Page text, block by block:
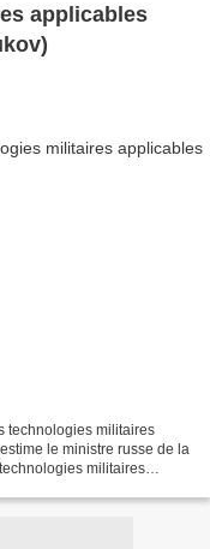
applicables
technologies militaires
le ministre russe de la
militaires